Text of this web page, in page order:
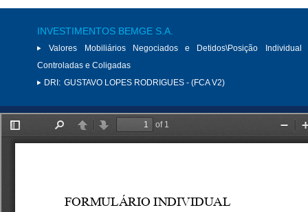
INVESTIMENTOS BEMGE S.A.
Valores Mobiliários Negociados e Detidos\Posição
Controladas e Coligadas
DRI: GUSTAVO LOPES RODRIGUES - (FCA V2)